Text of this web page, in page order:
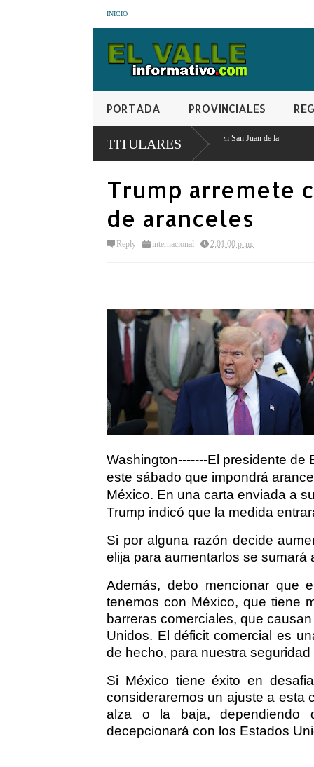
INICIO
PORTADA PROVINCIALES
TITULARES
para asesino a puñaladas por bofetada en San Juan de la
Trump arremete
de aranceles
Reply internacional 2:01:00 p. m.
Washington-------El presidente
este sábado que impondrá
México. En una carta enviada a
Trump indicó que la medida
Si por alguna razón decide
elija para aumentarlos se sumará
Además, debo mencionar que
tenemos con México, que tiene
barreras comerciales, que
Unidos. El déficit comercial es
de hecho, para nuestra
Si México tiene éxito en
consideraremos un ajuste a esta
alza o la baja, dependiendo
decepcionará con los Estados